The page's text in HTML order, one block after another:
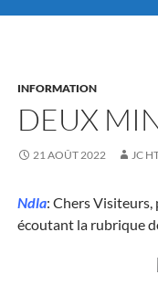
INFORMATION
DEUX
21 AOÛT 2022 JC
Ndla: Chers
écoutant la rubrique